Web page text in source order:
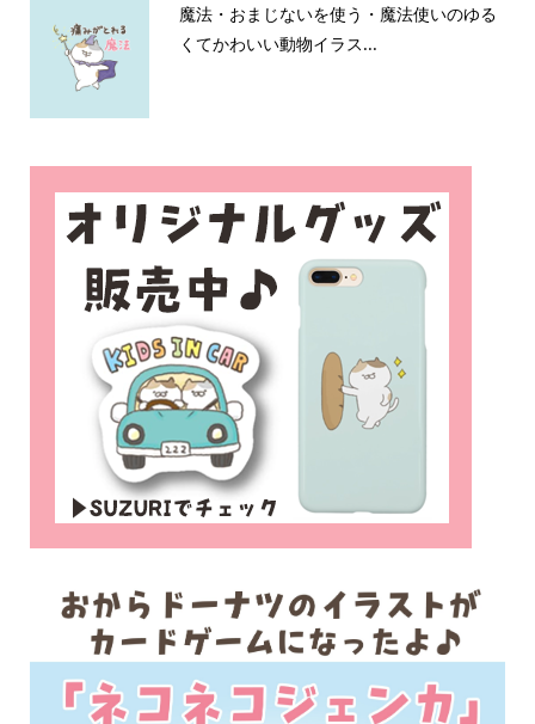
魔法・おまじないを使う・魔法使いのゆる
くてかわいい動物イラス...